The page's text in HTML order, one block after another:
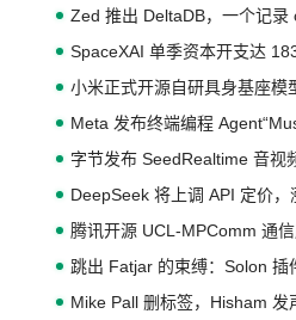
Zed 推出 DeltaDB，一个记
SpaceXAI 单季资本开支达
小米正式开源自研具身基座模
Meta 发布终端编程
字节发布 SeedRealtime 音视
DeepSeek 将上调 API 定价，
腾讯开源 UCL-MPComm 通
跳出 Fatjar 的束缚：Solon 插
Mike Pall 删标签，Hisham 发